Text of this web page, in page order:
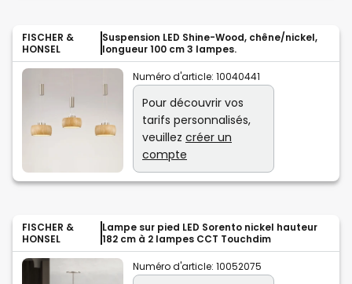
FISCHER &
HONSEL
Suspension LED Shine-Wood, chêne/nickel,
longueur 100 cm 3 lampes.
Numéro d'article: 10040441
Pour découvrir vos
tarifs personnalisés,
veuillez créer un
compte
FISCHER &
HONSEL
Lampe sur pied LED Sorento nickel hauteur
182 cm à 2 lampes CCT Touchdim
Numéro d'article: 10052075